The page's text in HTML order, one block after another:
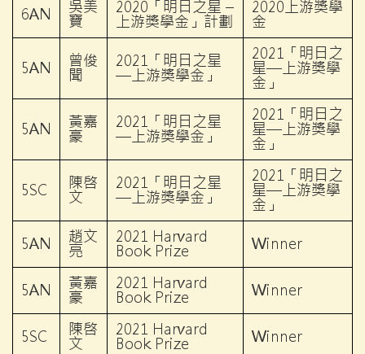
6AN 吳美
寶
2020「明日之星 –
上游獎學金」計劃
2020上游獎學
金
5AN 曾俊
聞
2021「明日之星
—上游獎學金」
2021「明日之
星—上游獎學
金」
5AN 黃嘉
豪
2021「明日之星
—上游獎學金」
2021「明日之
星—上游獎學
金」
5SC 陳啓
文
2021「明日之星
—上游獎學金」
2021「明日之
星—上游獎學
金」
5AN 趙文
亮
2021 Harvard
Book Prize Winner
5AN 黃嘉
豪
2021 Harvard
Book Prize Winner
5SC 陳啓
文
2021 Harvard
Book Prize Winner